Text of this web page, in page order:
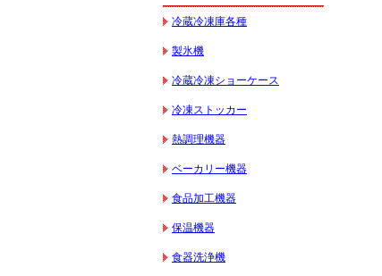
冷蔵冷凍庫各種
製氷機
冷蔵冷凍ショーケース
冷凍ストッカー
熱調理機器
ベーカリー機器
食品加工機器
保温機器
食器洗浄機